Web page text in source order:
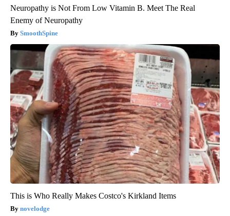
Neuropathy is Not From Low Vitamin B. Meet The Real
Enemy of Neuropathy
SmoothSpine
This is Who Really Makes Costco's Kirkland Items
novelodge